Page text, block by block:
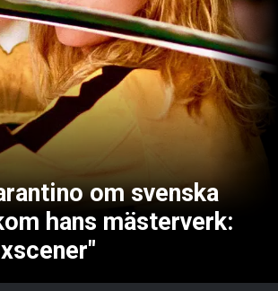
om svenska
hans mästerverk: